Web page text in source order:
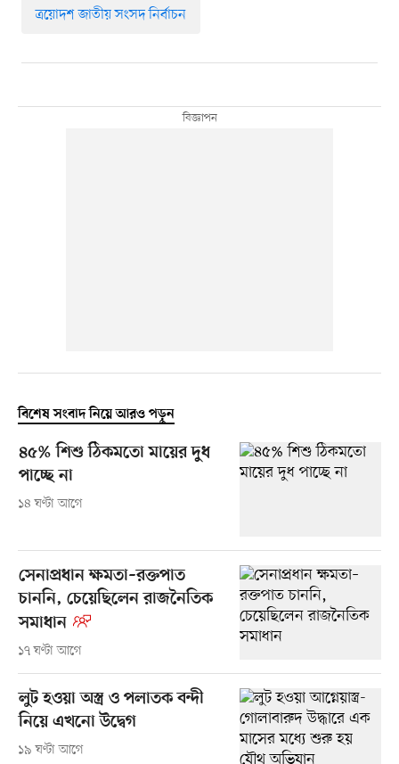
ত্রয়োদশ জাতীয় সংসদ নির্বাচন
বিশেষ সংবাদ নিয়ে আরও পড়ুন
৪৫% শিশু ঠিকমতো মায়ের দুধ
পাচ্ছে না
১৪ ঘণ্টা আগে
সেনাপ্রধান ক্ষমতা–রক্তপাত
চাননি, চেয়েছিলেন রাজনৈতিক
সমাধান
১৭ ঘণ্টা আগে
লুট হওয়া অস্ত্র ও পলাতক বন্দী
নিয়ে এখনো উদ্বেগ
১৯ ঘণ্টা আগে